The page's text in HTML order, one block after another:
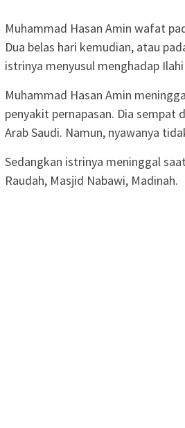
Muhammad Hasan Amin wafat
Dua belas hari kemudian, atau
istrinya menyusul menghadap Ilahi
Muhammad Hasan Amin
penyakit pernapasan. Dia sempat
Arab Saudi. Namun, nyawanya
Sedangkan istrinya meninggal
Raudah, Masjid Nabawi, Madinah.